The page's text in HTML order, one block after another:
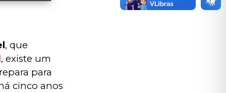
, que
, existe um
para
cinco anos